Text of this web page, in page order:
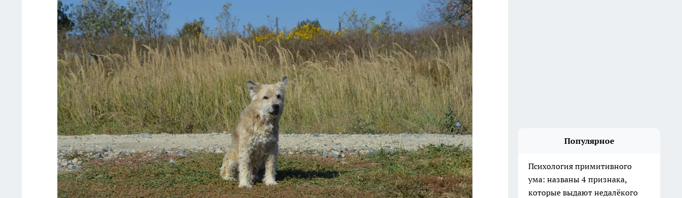
Популярное
Психология примитивного
ума: названы 4 признака,
которые выдают недалёкого